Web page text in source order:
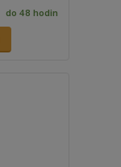
do 48 hodin